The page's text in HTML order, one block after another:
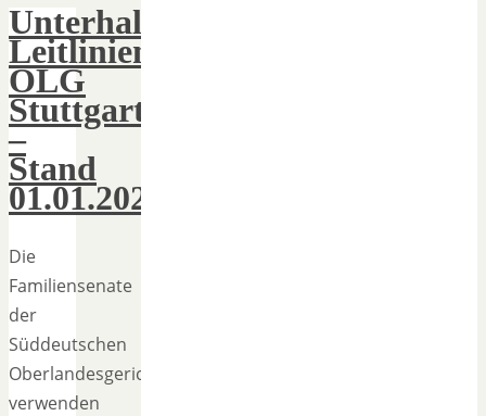
Unterhaltsrechtliche
Leitlinien
OLG
Stuttgart
–
Stand
01.01.2020
Die
Familiensenate
der
Süddeutschen
Oberlandesgerichte
verwenden